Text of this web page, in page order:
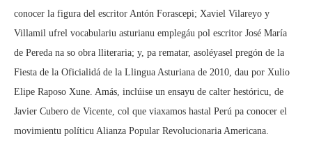
conocer la figura del escritor Antón Forascepi; Xaviel Vilareyo y
Villamil ufrel vocabulariu asturianu emplegáu pol escritor José María
de Pereda na so obra lliteraria; y, pa rematar, asoléyasel pregón de la
Fiesta de la Oficialidá de la Llingua Asturiana de 2010, dau por Xulio
Elipe Raposo Xune. Amás, inclúise un ensayu de calter hestóricu, de
Javier Cubero de Vicente, col que viaxamos hastal Perú pa conocer el
movimientu políticu Alianza Popular Revolucionaria Americana.